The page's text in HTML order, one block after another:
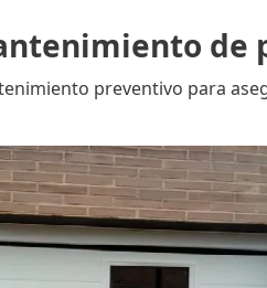
de
preventivo para